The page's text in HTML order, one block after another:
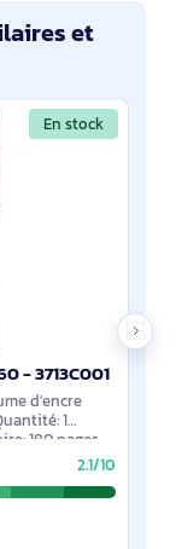
et
En stock
- 3713C001
d'encre
1
180 pages
2.1/10